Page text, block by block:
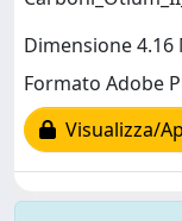
Dimensione 4.16
Formato Adobe
Visualizza/